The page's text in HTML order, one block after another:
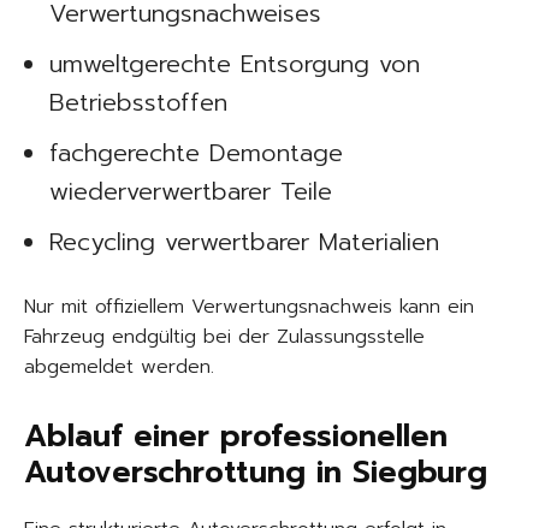
Verwertungsnachweises
umweltgerechte Entsorgung von
Betriebsstoffen
fachgerechte Demontage
wiederverwertbarer Teile
Recycling verwertbarer Materialien
Nur mit offiziellem Verwertungsnachweis kann ein
Fahrzeug endgültig bei der Zulassungsstelle
abgemeldet werden.
Ablauf einer professionellen
Autoverschrottung in Siegburg